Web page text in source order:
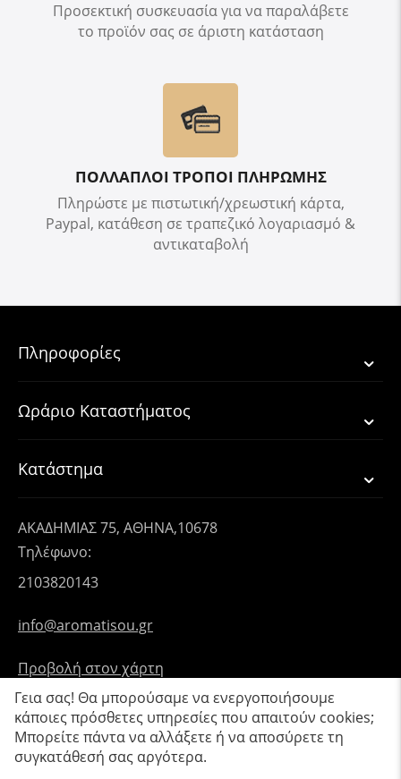
Προσεκτική συσκευασία για να παραλάβετε
το προϊόν σας σε άριστη κατάσταση
ΠΟΛΛΑΠΛΟΙ ΤΡΟΠΟΙ ΠΛΗΡΩΜΗΣ
Πληρώστε με πιστωτική/χρεωστική κάρτα,
Paypal, κατάθεση σε τραπεζικό λογαριασμό &
αντικαταβολή
Πληροφορίες
Ωράριο Καταστήματος
Κατάστημα
ΑΚΑΔΗΜΙΑΣ 75, ΑΘΗΝΑ,10678
Τηλέφωνο:
2103820143
info@aromatisou.gr
Προβολή στον χάρτη
© 2019 - 2026 Aromatisou.
Γεια σας! Θα μπορούσαμε να ενεργοποιήσουμε
κάποιες πρόσθετες υπηρεσίες που απαιτούν cookies;
Μπορείτε πάντα να αλλάξετε ή να αποσύρετε τη
συγκατάθεσή σας αργότερα.